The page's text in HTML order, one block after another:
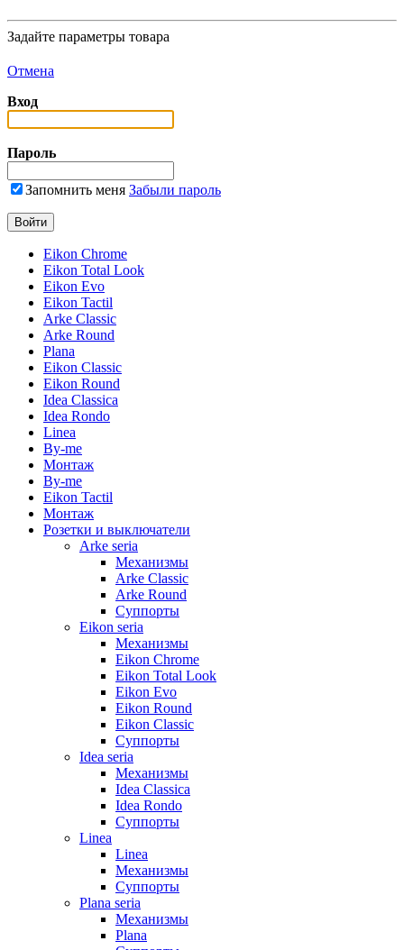
Задайте параметры товара
Отмена
Вход
Пароль
Запомнить меня Забыли пароль
Eikon Chrome
Eikon Total Look
Eikon Evo
Eikon Tactil
Arke Classic
Arke Round
Plana
Eikon Classic
Eikon Round
Idea Classica
Idea Rondo
Linea
By-me
Монтаж
By-me
Eikon Tactil
Монтаж
Розетки и выключатели
Arke seria
Механизмы
Arke Classic
Arke Round
Суппорты
Eikon seria
Механизмы
Eikon Chrome
Eikon Total Look
Eikon Evo
Eikon Round
Eikon Classic
Суппорты
Idea seria
Механизмы
Idea Classica
Idea Rondo
Суппорты
Linea
Linea
Механизмы
Суппорты
Plana seria
Механизмы
Plana